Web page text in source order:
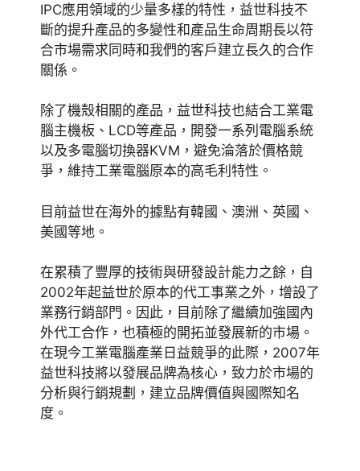
IPC應用領域的少量多樣的特性，益世科技不
斷的提升產品的多變性和產品生命周期長以符
合市場需求同時和我們的客戶建立長久的合作
關係。
除了機殼相關的產品，益世科技也結合工業電
腦主機板、LCD等產品，開發一系列電腦系統
以及多電腦切換器KVM，避免淪落於價格競
爭，維持工業電腦原本的高毛利特性。
目前益世在海外的據點有韓國、澳洲、英國、
美國等地。
在累積了豐厚的技術與研發設計能力之餘，自
2002年起益世於原本的代工事業之外，增設了
業務行銷部門。因此，目前除了繼續加強國內
外代工合作，也積極的開拓並發展新的市場。
在現今工業電腦產業日益競爭的此際，2007年
益世科技將以發展品牌為核心，致力於市場的
分析與行銷規劃，建立品牌價值與國際知名
度。